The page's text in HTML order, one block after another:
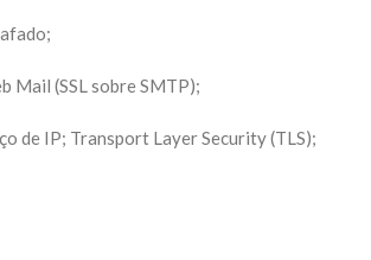
Mail (SSL sobre SMTP);
de IP; Transport Layer Security (TLS);